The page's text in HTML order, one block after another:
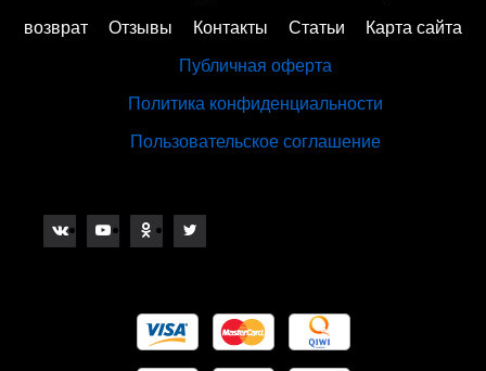
возврат Отзывы Контакты Статьи Карта сайта
Публичная оферта
Политика конфиденциальности
Пользовательское соглашение